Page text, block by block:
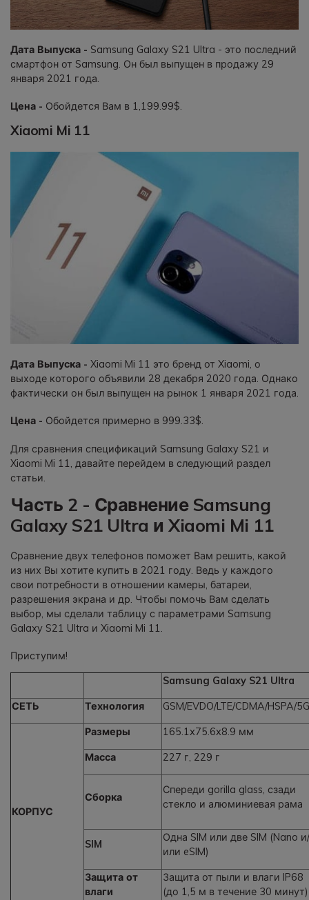
Дата Выпуска - Samsung Galaxy S21 Ultra - это последний
смартфон от Samsung. Он был выпущен в продажу 29
января 2021 года.
Цена - Обойдется Вам в 1,199.99$.
Xiaomi Mi 11
Дата Выпуска - Xiaomi Mi 11 это бренд от Xiaomi, о
выходе которого объявили 28 декабря 2020 года. Однако
фактически он был выпущен на рынок 1 января 2021 года.
Цена - Обойдется примерно в 999.33$.
Для сравнения спецификаций Samsung Galaxy S21 и
Xiaomi Mi 11, давайте перейдем в следующий раздел
статьи.
Часть 2 - Сравнение Samsung
Galaxy S21 Ultra и Xiaomi Mi 11
Сравнение двух телефонов поможет Вам решить, какой
из них Вы хотите купить в 2021 году. Ведь у каждого
свои потребности в отношении камеры, батареи,
разрешения экрана и др. Чтобы помочь Вам сделать
выбор, мы сделали таблицу с параметрами Samsung
Galaxy S21 Ultra и Xiaomi Mi 11.
Приступим!
Samsung Galaxy S21 Ultra
СЕТЬ Технология GSM/EVDO/LTE/CDMA/HSPA/5G
КОРПУС
Размеры 165.1x75.6x8.9 мм
Масса 227 г, 229 г
Сборка
Спереди gorilla glass, сзади
стекло и алюминиевая рама
SIM
Одна SIM или две SIM (Nano и/
или eSIM)
Защита от
влаги
Защита от пыли и влаги IP68
(до 1,5 м в течение 30 минут)